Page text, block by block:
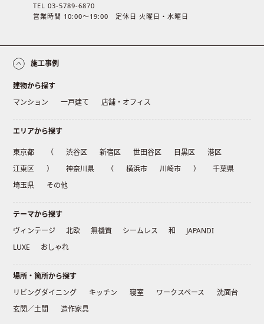
TEL 03-5789-6870
営業時間 10:00〜19:00 定休日 火曜日・水曜日
施工事例
建物から探す
マンション
一戸建て 店舗・オフィス
エリアから探す
東京都 （ 渋谷区 新宿区 世田谷区 目黒区
港区
江東区
） 神奈川県 （ 横浜市 川崎市 ）
千葉県
埼玉県
その他
テーマから探す
ヴィンテージ
北欧 無機質 シームレス 和
JAPANDI
LUXE
おしゃれ
場所・箇所から探す
リビングダイニング
キッチン 寝室 ワークスペース
洗面台
玄関／土間
造作家具